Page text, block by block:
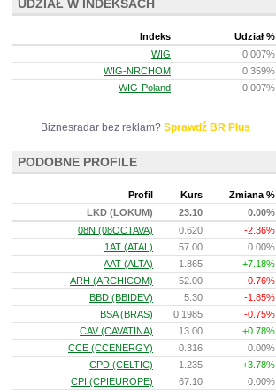
UDZIAŁ W INDEKSACH
Indeks
Udział %
WIG
0.007%
WIG-NRCHOM
0.359%
WIG-Poland
0.007%
Biznesradar bez reklam? Sprawdź BR Plus
PODOBNE PROFILE
Profil Kurs
Zmiana %
LKD (LOKUM)
23.10
0.00%
08N (08OCTAVA)
0.620
-2.36%
1AT (ATAL)
57.00
0.00%
AAT (ALTA)
1.865
+7.18%
ARH (ARCHICOM)
52.00
-0.76%
BBD (BBIDEV)
5.30
-1.85%
BSA (BRAS)
0.1985
-0.75%
CAV (CAVATINA)
13.00
+0.78%
CCE (CCENERGY)
0.316
0.00%
CPD (CELTIC)
1.235
+3.78%
CPI (CPIEUROPE)
67.10
0.00%